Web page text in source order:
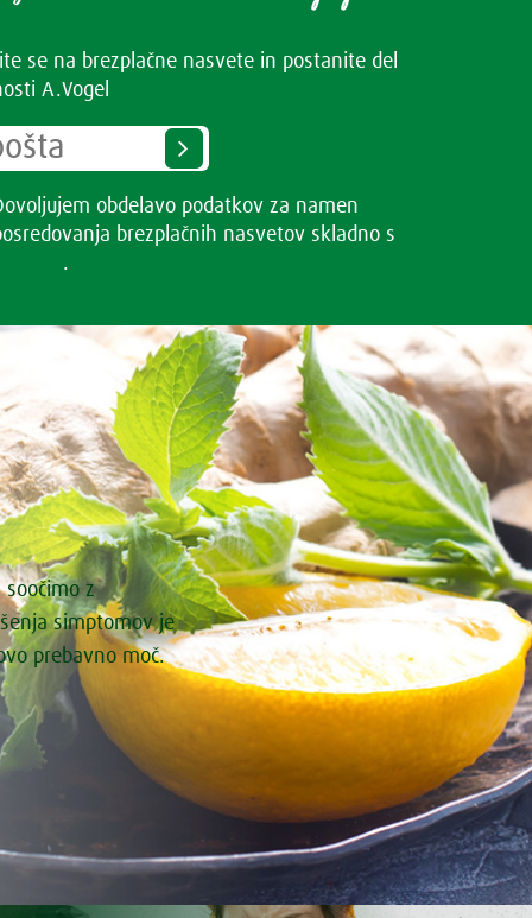
se na brezplačne nasvete in postanite del
A.Vogel
obdelavo podatkov za namen
brezplačnih nasvetov skladno s
.
z
simptomov je
prebavno moč.